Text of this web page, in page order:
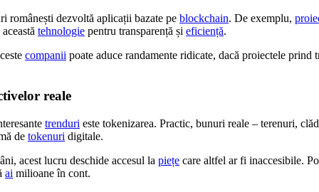
românești dezvoltă aplicații bazate pe blockchain. De exemplu,
tehnologie pentru transparență și eficiență.
companii poate aduce randamente ridicate, dacă proiectele prind
reale
trenduri este tokenizarea. Practic, bunuri reale – terenuri,
de tokenuri digitale.
acest lucru deschide accesul la piețe care altfel ar fi inaccesibile.
ai milioane în cont.